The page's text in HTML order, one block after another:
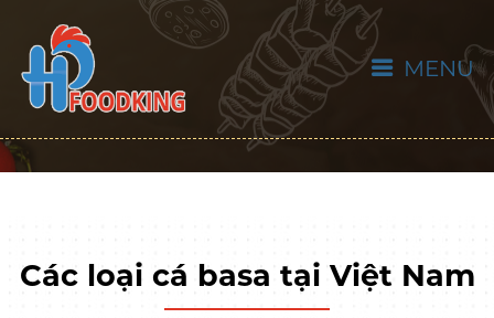
Các loại cá basa tại Việt Nam
MENU